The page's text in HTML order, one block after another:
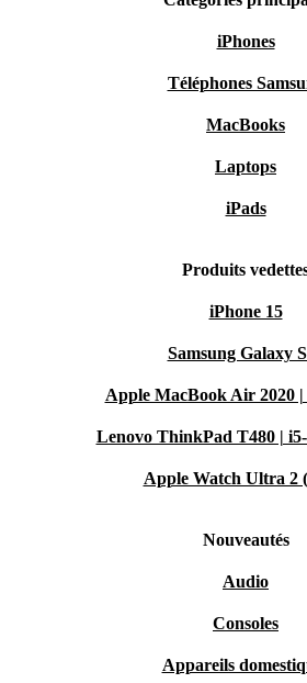
iPhones
Téléphones
MacBooks
Laptops
iPads
Produits
iPhone 15
Samsung Galaxy
Apple MacBook Air 2020
Lenovo ThinkPad T480 |
Apple Watch Ultra 2
Nouveautés
Audio
Consoles
Appareils